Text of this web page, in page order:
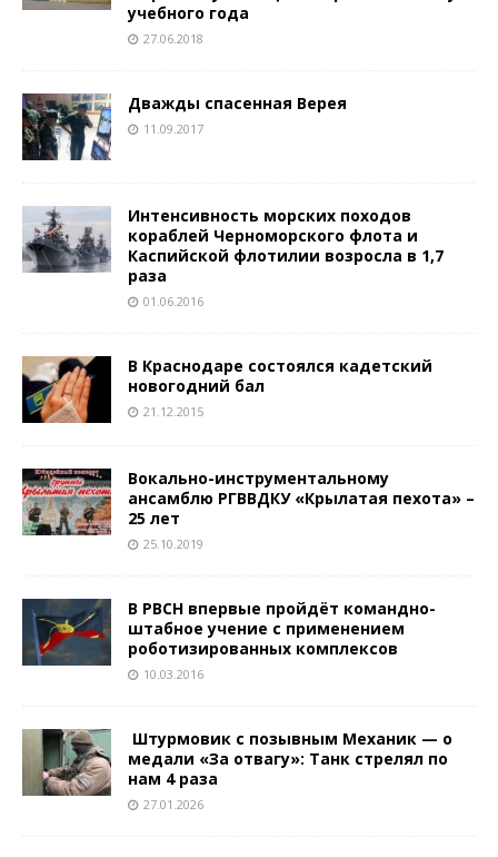
учебного года
27.06.2018
Дважды спасенная Верея
11.09.2017
Интенсивность морских походов
кораблей Черноморского флота и
Каспийской флотилии возросла в 1,7
раза
01.06.2016
В Краснодаре состоялся кадетский
новогодний бал
21.12.2015
Вокально-инструментальному
ансамблю РГВВДКУ «Крылатая пехота» –
25 лет
25.10.2019
В РВСН впервые пройдёт командно-
штабное учение с применением
роботизированных комплексов
10.03.2016
Штурмовик с позывным Механик — о
медали «За отвагу»: Танк стрелял по
нам 4 раза
27.01.2026